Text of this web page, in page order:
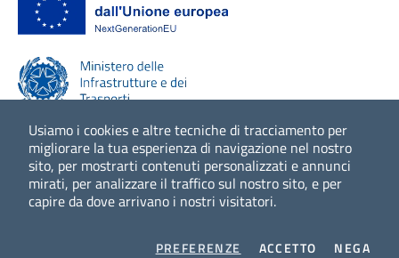
Usiamo i cookies e altre tecniche di tracciamento per
migliorare la tua esperienza di navigazione nel nostro
sito, per mostrarti contenuti personalizzati e annunci
mirati, per analizzare il traffico sul nostro sito, e per
capire da dove arrivano i nostri visitatori.
PREFERENZE COOKIES
ACCETTO I COOKIES
NEGAI
Scopri di più